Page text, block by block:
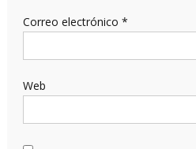
Correo electrónico *
Web